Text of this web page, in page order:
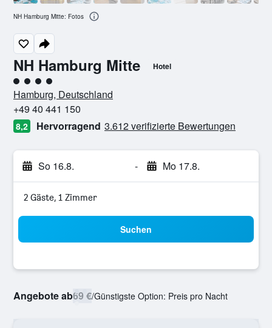
NH Hamburg Mitte Hotel
Bewertungskategorie 4
Hamburg, Deutschland
+49 40 441 150
8,2 Hervorragend 3.612 verifizierte Bewertungen
So 16.8. - Mo 17.8.
2 Gäste, 1 Zimmer
Suchen
Angebote ab69 €/Günstigste Option: Preis pro Nacht
NH Hamburg Mitte: Fotos